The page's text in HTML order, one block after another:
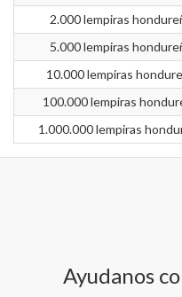
2.000 lempiras
5.000 lempiras
10.000 lempiras
100.000 lempiras
1.000.000 lempiras
Ayudanos